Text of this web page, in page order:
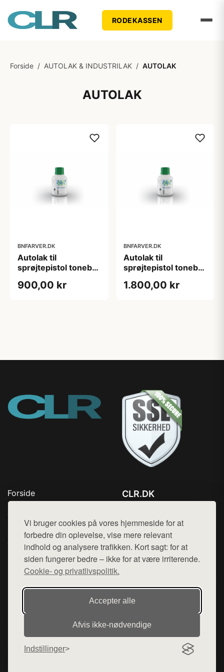
Vi bruger cookies på vores hjemmeside for at
forbedre din oplevelse, vise mere relevant
indhold og analysere trafikken. Kort sagt: for at
siden fungerer bedre – ikke for at være irriterende.
Cookie- og privatlivspolitik.
Accepter alle
Afvis ikke‑nødvendige
Indstillinger
RODEKASSEN
Forside / AUTOLAK & INDUSTRILAK / AUTOLAK
AUTOLAK
BNFARVER.DK
Autolak til
sprøjtepistol tonebar
900,00 kr
BNFARVER.DK
Autolak til
sprøjtepistol tonebar
1.800,00 kr
Forside
Produkter
Top Rabatter
Jotun maling
Kontakt
CLR.DK
Mail:hej@want.dk
Cookie- og privatlivspolitik
Denne side er en del af want.dk, der udgiver en række
hjemmesider med præsentation af forskellige produkter fra
diverse webshops. Der sælges ikke varer fra denne side - vi
henviser til de shops, som sælger varen. Vi har heller ikke
varerne på lager.